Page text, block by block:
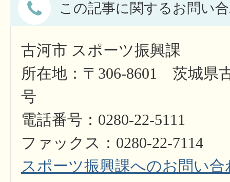
この記事に関するお問い
古河市 スポーツ振興課
所在地：〒306-8601 茨城県
号
電話番号：0280-22-5111
ファックス：0280-22-7114
スポーツ振興課へのお問い合